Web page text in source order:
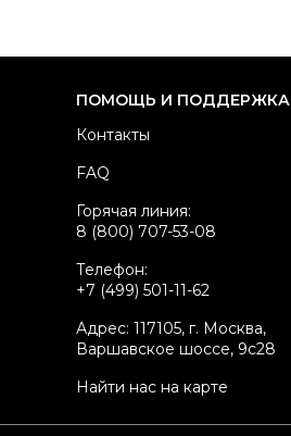
Состояние товара
Продавец
ПОМОЩЬ И ПОДДЕРЖКА
Контакты
FAQ
Горячая линия:
8 (800) 707-53-08
Телефон:
+7 (499) 501-11-62
Адрес: 117105, г. Москва,
Варшавское шоссе, 9с28
Найти нас на карте